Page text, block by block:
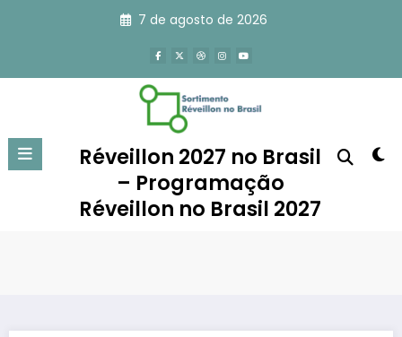
7 de agosto de 2026
Réveillon 2027 no Brasil
– Programação
Réveillon no Brasil 2027